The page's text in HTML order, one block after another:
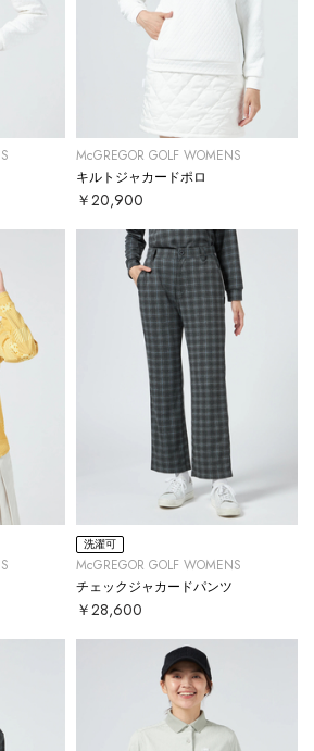
McGREGOR GOLF WOMENS
キルトジャカードポロ
￥20,900
洗濯可
McGREGOR GOLF WOMENS
チェックジャカードパンツ
￥28,600